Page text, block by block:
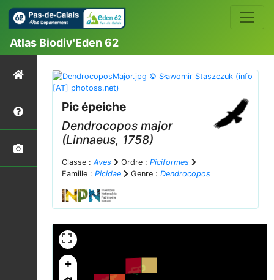
Atlas Biodiv'Eden 62
Pic épeiche
Dendrocopos major
(Linnaeus, 1758)
Classe : Aves Ordre : Piciformes
Famille : Picidae Genre : Dendrocopos
+